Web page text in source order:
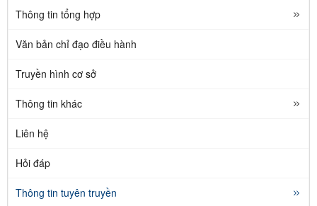
Thông tin tổng hợp
Văn bản chỉ đạo điều hành
Truyền hình cơ sở
Thông tin khác
Liên hệ
Hỏi đáp
Thông tin tuyên truyền